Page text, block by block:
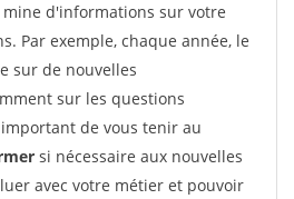
d'informations sur votre
Par exemple, chaque année, le
sur de nouvelles
sur les questions
de vous tenir au
si nécessaire aux nouvelles
avec votre métier et pouvoir